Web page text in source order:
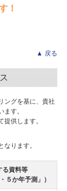
！
▲ 戻る
ングを基に、貴社
す。
供します。
なります。
る資料等
５か年予測」）